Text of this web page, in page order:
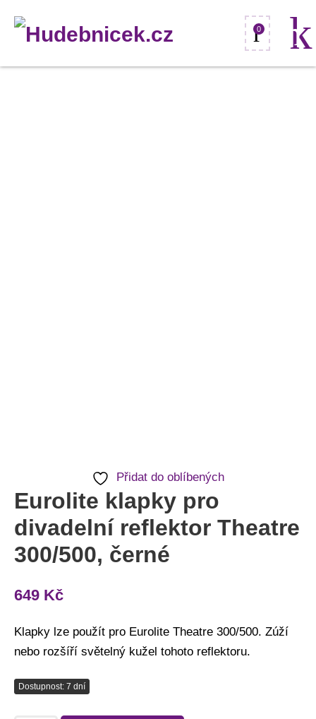
0
Přidat do oblíbených
Eurolite klapky pro
divadelní reflektor Theatre
300/500, černé
649 Kč
Klapky lze použít pro Eurolite Theatre 300/500. Zúží
nebo rozšíří světelný kužel tohoto reflektoru.
Dostupnost: 7 dní